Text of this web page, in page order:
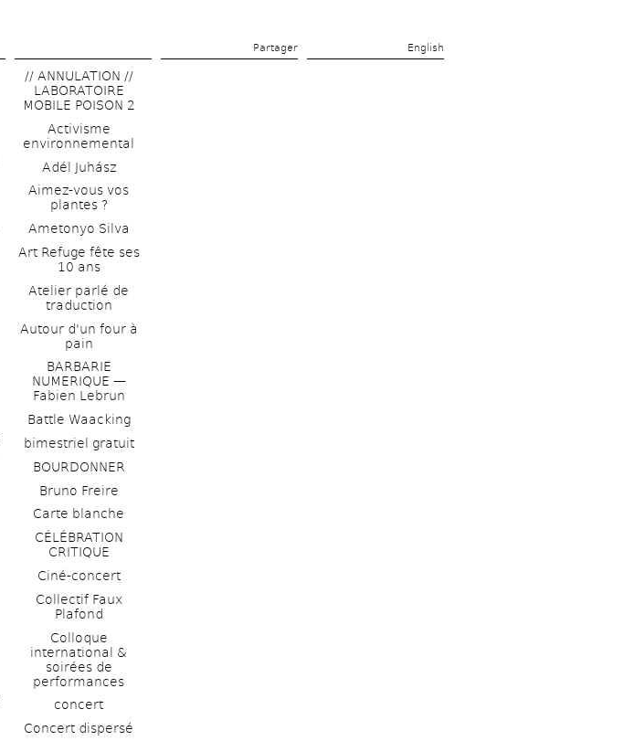
Partager English
// ANNULATION //
LABORATOIRE
MOBILE POISON 2
Activisme
environnemental
Adél Juhász
Aimez-vous vos
plantes ?
Ametonyo Silva
Art Refuge fête ses
10 ans
Atelier parlé de
traduction
Autour d'un four à
pain
BARBARIE
NUMERIQUE —
Fabien Lebrun
Battle Waacking
bimestriel gratuit
BOURDONNER
Bruno Freire
Carte blanche
CÉLÉBRATION
CRITIQUE
Ciné-concert
Collectif Faux
Plafond
Colloque
international &
soirées de
performances
concert
Concert dispersé